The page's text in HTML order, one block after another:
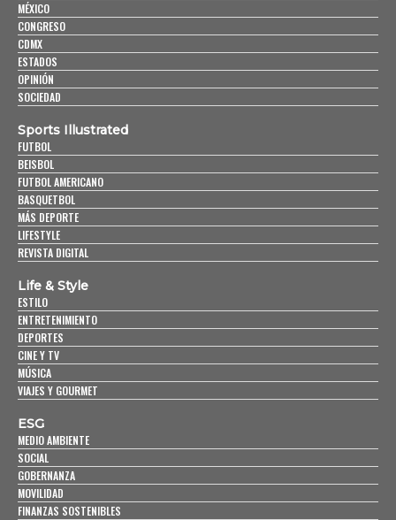
MÉXICO
CONGRESO
CDMX
ESTADOS
OPINIÓN
SOCIEDAD
Sports Illustrated
FUTBOL
BEISBOL
FUTBOL AMERICANO
BASQUETBOL
MÁS DEPORTE
LIFESTYLE
REVISTA DIGITAL
Life & Style
ESTILO
ENTRETENIMIENTO
DEPORTES
CINE Y TV
MÚSICA
VIAJES Y GOURMET
ESG
MEDIO AMBIENTE
SOCIAL
GOBERNANZA
MOVILIDAD
FINANZAS SOSTENIBLES